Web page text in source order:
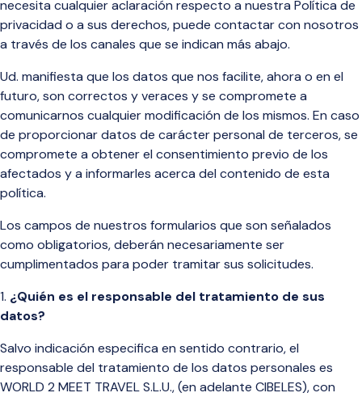
necesita cualquier aclaración respecto a nuestra Política de
privacidad o a sus derechos, puede contactar con nosotros
a través de los canales que se indican más abajo.
Ud. manifiesta que los datos que nos facilite, ahora o en el
futuro, son correctos y veraces y se compromete a
comunicarnos cualquier modificación de los mismos. En caso
de proporcionar datos de carácter personal de terceros, se
compromete a obtener el consentimiento previo de los
afectados y a informarles acerca del contenido de esta
política.
Los campos de nuestros formularios que son señalados
como obligatorios, deberán necesariamente ser
cumplimentados para poder tramitar sus solicitudes.
¿Quién es el responsable del tratamiento de sus
datos?
Salvo indicación especifica en sentido contrario, el
responsable del tratamiento de los datos personales es
WORLD 2 MEET TRAVEL S.L.U., (en adelante CIBELES), con